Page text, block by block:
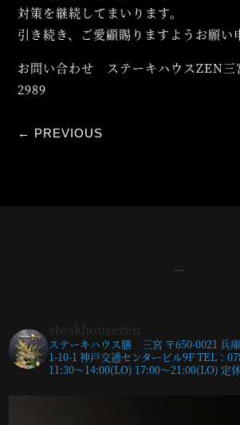
対策を継続してまいります。
引き続き、ご愛顧賜りますようお願い
お問い合わせ ステーキハウスZEN
2989
← PREVIOUS
steakhousezen
ステーキハウス膳 三宮 〒650-0021 兵
1-10-1 神戸交通センタービル9FTEL：
11:30〜14:00(LO) 17:00〜21:00(LO) 定